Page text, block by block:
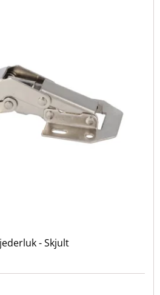
- Skjult